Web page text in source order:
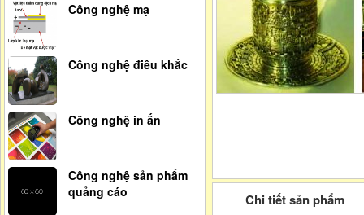
Công nghệ mạ
Công nghệ điêu khắc
Công nghệ in ấn
Công nghệ sản phẩm
quảng cáo
Chi tiết sản phẩm